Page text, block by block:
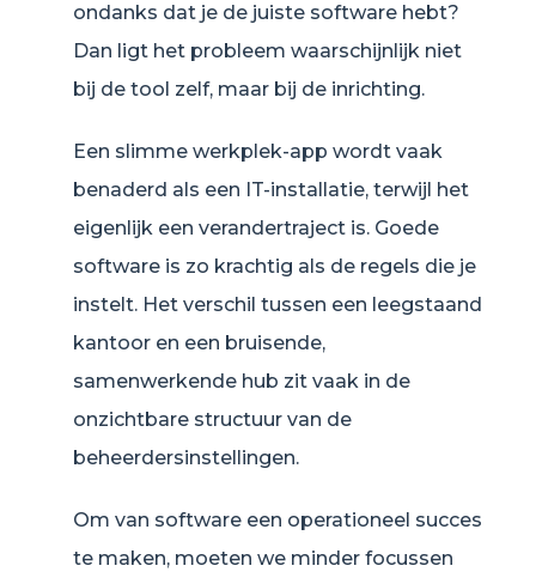
ondanks dat je de juiste software hebt?
Dan ligt het probleem waarschijnlijk niet
bij de tool zelf, maar bij de inrichting.
Een slimme werkplek-app wordt vaak
benaderd als een IT-installatie, terwijl het
eigenlijk een verandertraject is. Goede
software is zo krachtig als de regels die je
instelt. Het verschil tussen een leegstaand
kantoor en een bruisende,
samenwerkende hub zit vaak in de
onzichtbare structuur van de
beheerdersinstellingen.
Om van software een operationeel succes
te maken, moeten we minder focussen